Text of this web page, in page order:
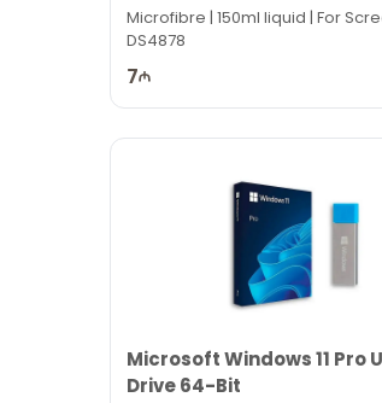
Microfibre | 150ml liquid | For
DS4878
7
Microsoft Windows 11 Pro
Drive 64-Bit